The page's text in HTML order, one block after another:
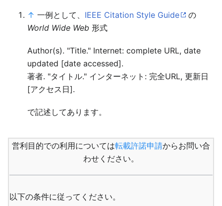
↑ 一例として、 IEEE Citation Style Guide
の
World Wide Web 形式
Author(s). "Title." Internet: complete URL, date
updated [date accessed].
著者. "タイトル." インターネット: 完全URL, 更新日
[アクセス日].
で記述してあります。
営利目的での利用については転載許諾申請からお問い合
わせください。
以下の条件に従ってください。